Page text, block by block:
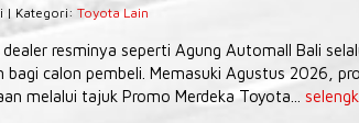
| Kategori: Toyota Lain
resminya seperti Agung Automall Bali
calon pembeli. Memasuki Agustus 2026,
melalui tajuk Promo Merdeka Toyota...